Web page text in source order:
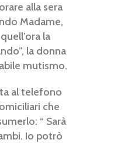
alla sera
Madame,
la
la donna
mutismo.
al telefono
che
“ Sarà
Io potrò